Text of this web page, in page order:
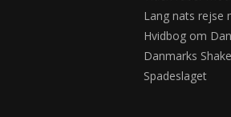
Lang nats rejse
Hvidbog om
Danmarks
Spadeslaget